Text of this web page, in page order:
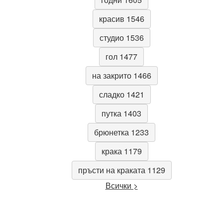
красив 1546
студио 1536
гол 1477
на закрито 1466
сладко 1421
путка 1403
брюнетка 1233
крака 1179
пръсти на краката 1129
Всички >